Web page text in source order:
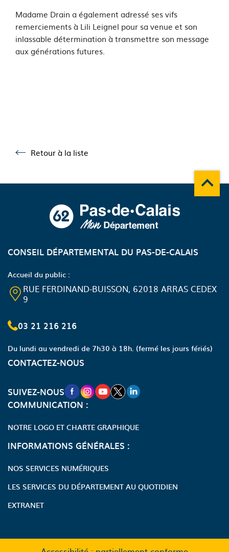
Madame Drain a également adressé ses vifs
remerciements à Lili Leignel pour sa venue et son
inlassable détermination à transmettre son message
aux générations futures.
Retour à la liste
Retour à la liste
CONSEIL DÉPARTEMENTAL DU PAS-DE-CALAIS
Accueil du public :
RUE FERDINAND-BUISSON, 62018 ARRAS CEDEX
9
03 21 216 216
Du lundi au vendredi de 7h30 à 18h. (fermé les jours fériés)
CONTACTEZ-NOUS
SUIVEZ-NOUSNOUVELLE FENÊTRE VERS LA PAGE
NOUVELLE FENÊTRE VERS LA
NOUVELLE FENÊTRE VERS LA
NOUVELLE FENÊTRE VERS
NOUVELLE FENÊTRE
COMMUNICATION :
NOTRE LOGO ET CHARTE GRAPHIQUE
INFORMATIONS GÉNÉRALES :
NOS SERVICES NUMÉRIQUES
LES SERVICES DU DÉPARTEMENT AU QUOTIDIEN
EXTRANET